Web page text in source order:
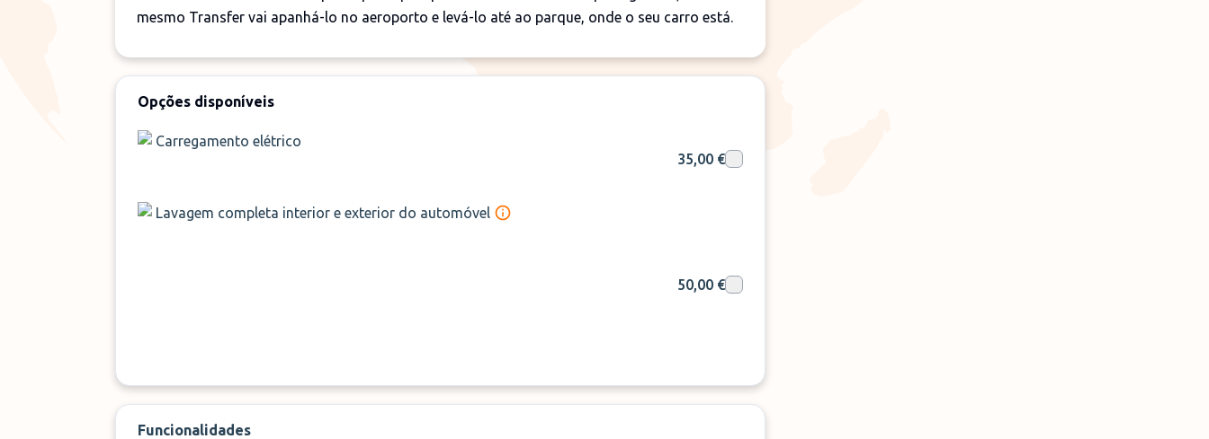
mesmo Transfer vai apanhá-lo no aeroporto e levá-lo até ao parque, onde o seu carro está.
Opções disponíveis
Carregamento elétrico
35,00 €
Lavagem completa interior e exterior do automóvel
50,00 €
Funcionalidades